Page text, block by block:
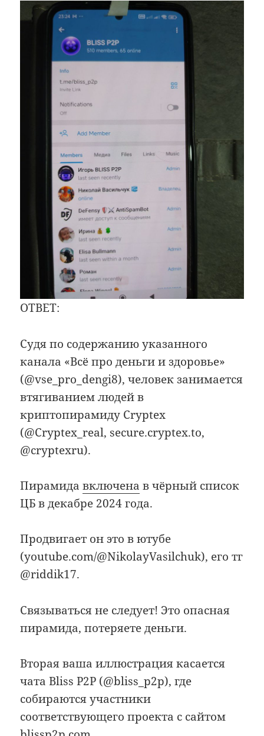
ОТВЕТ:
Судя по содержанию указанного
канала «Всё про деньги и здоровье»
(@vse_pro_dengi8), человек занимается
втягиванием людей в
криптопирамиду Cryptex
(@Cryptex_real, secure.cryptex.to,
@cryptexru).
Пирамидавключена в чёрный список
ЦБ в декабре 2024 года.
Продвигает он это в ютубе
(youtube.com/@NikolayVasilchuk), его тг
@riddik17.
Связываться не следует! Это опасная
пирамида, потеряете деньги.
Вторая ваша иллюстрация касается
чата Bliss P2P (@bliss_p2p), где
собираются участники
соответствующего проекта с сайтом